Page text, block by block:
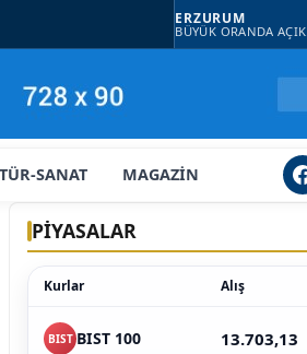
ERZURUM
BÜYÜK ORANDA AÇIK
SANAT MAGAZİN
PİYASALAR
Kurlar Alış
BIST BIST 100 13.703,13